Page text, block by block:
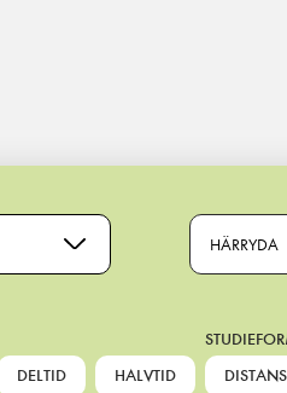
HÄRRYDA
DELTID HALVTID
DISTANS